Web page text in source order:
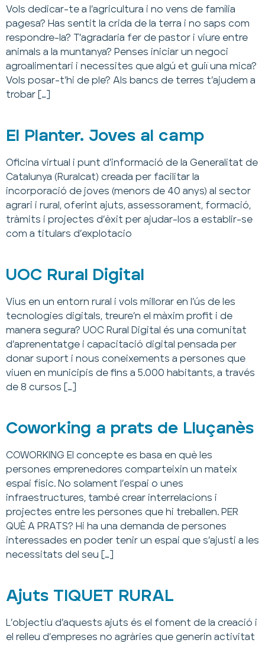
Vols dedicar-te a l’agricultura i no vens de família
pagesa? Has sentit la crida de la terra i no saps com
respondre-la? T’agradaria fer de pastor i viure entre
animals a la muntanya? Penses iniciar un negoci
agroalimentari i necessites que algú et guiï una mica?
Vols posar-t’hi de ple? Als bancs de terres t’ajudem a
trobar […]
El Planter. Joves al camp
Oficina virtual i punt d’informació de la Generalitat de
Catalunya (Ruralcat) creada per facilitar la
incorporació de joves (menors de 40 anys) al sector
agrari i rural, oferint ajuts, assessorament, formació,
tràmits i projectes d’èxit per ajudar-los a establir-se
com a titulars d’explotacio
UOC Rural Digital
Vius en un entorn rural i vols millorar en l’ús de les
tecnologies digitals, treure’n el màxim profit i de
manera segura? UOC Rural Digital és una comunitat
d’aprenentatge i capacitació digital pensada per
donar suport i nous coneixements a persones que
viuen en municipis de fins a 5.000 habitants, a través
de 8 cursos […]
Coworking a prats de Lluçanès
COWORKING El concepte es basa en què les
persones emprenedores comparteixin un mateix
espai físic. No solament l’espai o unes
infraestructures, també crear interrelacions i
projectes entre les persones que hi treballen. PER
QUÈ A PRATS? Hi ha una demanda de persones
interessades en poder tenir un espai que s’ajusti a les
necessitats del seu […]
Ajuts TIQUET RURAL
L’objectiu d’aquests ajuts és el foment de la creació i
el relleu d’empreses no agràries que generin activitat